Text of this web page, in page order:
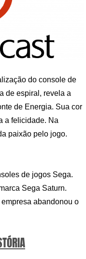
do console de
de espiral, revela a
de Energia. Sua cor
a felicidade. Na
paixão pelo jogo.
de jogos Sega.
Sega Saturn.
abandonou o